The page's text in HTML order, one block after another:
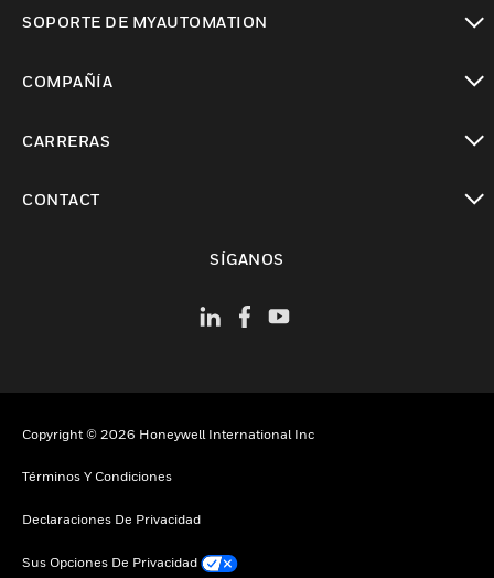
SOPORTE DE MYAUTOMATION
COMPAÑÍA
CARRERAS
CONTACT
SÍGANOS
Copyright © 2026 Honeywell International Inc
Términos Y Condiciones
Declaraciones De Privacidad
Sus Opciones De Privacidad